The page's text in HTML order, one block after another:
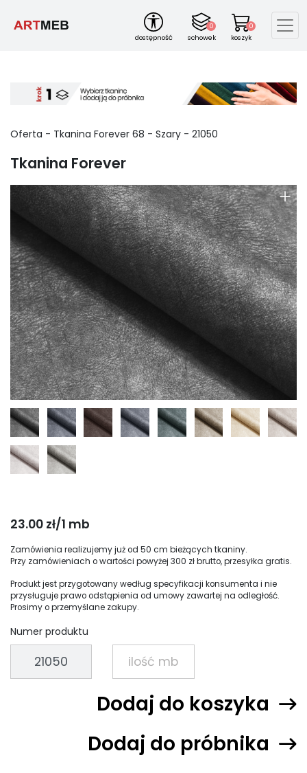
dostępność
0
schowek
0
koszyk
Oferta - Tkanina Forever 68 - Szary - 21050
Tkanina Forever
+
23.00 zł/1 mb
Zamówienia realizujemy już od 50 cm bieżących tkaniny.
Przy zamówieniach o wartości powyżej 300 zł brutto, przesyłka gratis.
Produkt jest przygotowany według specyfikacji konsumenta i nie
przysługuje prawo odstąpienia od umowy zawartej na odległość.
Prosimy o przemyślane zakupy.
Numer produktu
Dodaj do koszyka
Dodaj do próbnika